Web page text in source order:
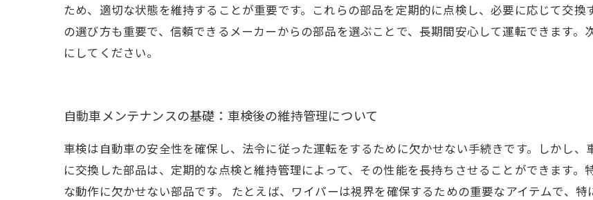
ため、適切な状態を維持することが重要です。これらの部品を定期的に点検し、必要に応じて交
の選び方も重要で、信頼できるメーカーからの部品を選ぶことで、長期間安心して運転できます
にしてください。
自動車メンテナンスの基礎：車検後の維持管理について
車検は自動車の安全性を確保し、法令に従った運転をするために欠かせない手続きです。しかし
に交換した部品は、定期的な点検と維持管理によって、その性能を長持ちさせることができます
な動作に欠かせない部品です。 たとえば、ワイパーは視界を確保するための重要なアイテムで、